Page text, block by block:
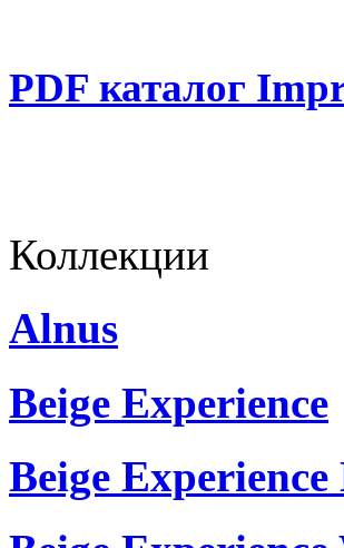
PDF каталог
Коллекции
Alnus
Beige Experience
Beige